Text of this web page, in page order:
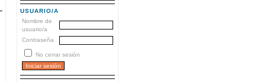
USUARIO/A
Nombre de
usuario/a
Contraseña
No cerrar sesión